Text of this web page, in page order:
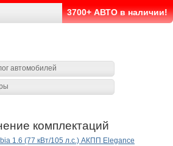
3700+ АВТО в наличии!
автомобилей
комплектаций
1.6 (77 кВт/105 л.с.) АКПП Elegance